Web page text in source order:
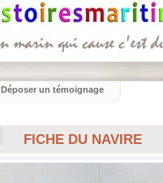
FICHE DU NAVIRE
Déposer un témoignage